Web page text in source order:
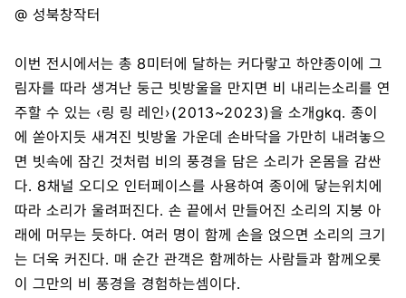
@ 성북창작터
이번 전시에서는 총 8미터에 달하는 커다랗고 하얀종이에 그
림자를 따라 생겨난 둥근 빗방울을 만지면 비 내리는소리를 연
주할 수 있는 ‹링 링 레인›(2013~2023)을 소개gkq. 종이
에 쏟아지듯 새겨진 빗방울 가운데 손바닥을 가만히 내려놓으
면 빗속에 잠긴 것처럼 비의 풍경을 담은 소리가 온몸을 감싼
다. 8채널 오디오 인터페이스를 사용하여 종이에 닿는위치에
따라 소리가 울려퍼진다. 손 끝에서 만들어진 소리의 지붕 아
래에 머무는 듯하다. 여러 명이 함께 손을 얹으면 소리의 크기
는 더욱 커진다. 매 순간 관객은 함께하는 사람들과 함께오롯
이 그만의 비 풍경을 경험하는셈이다.